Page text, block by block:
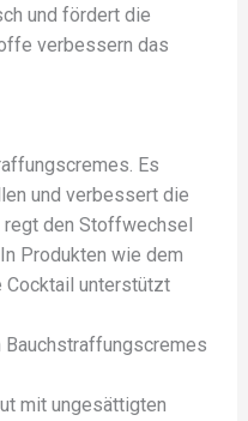
und fördert die
verbessern das
Es
und verbessert die
regt den Stoffwechsel
Produkten wie dem
unterstützt
Bauchstraffungscremes
mit ungesättigten